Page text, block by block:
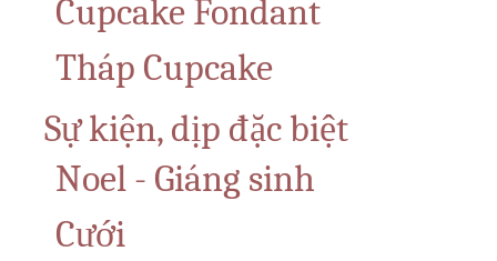
Cupcake Fondant
Tháp Cupcake
Sự kiện, dịp đặc biệt
Noel - Giáng sinh
Cưới